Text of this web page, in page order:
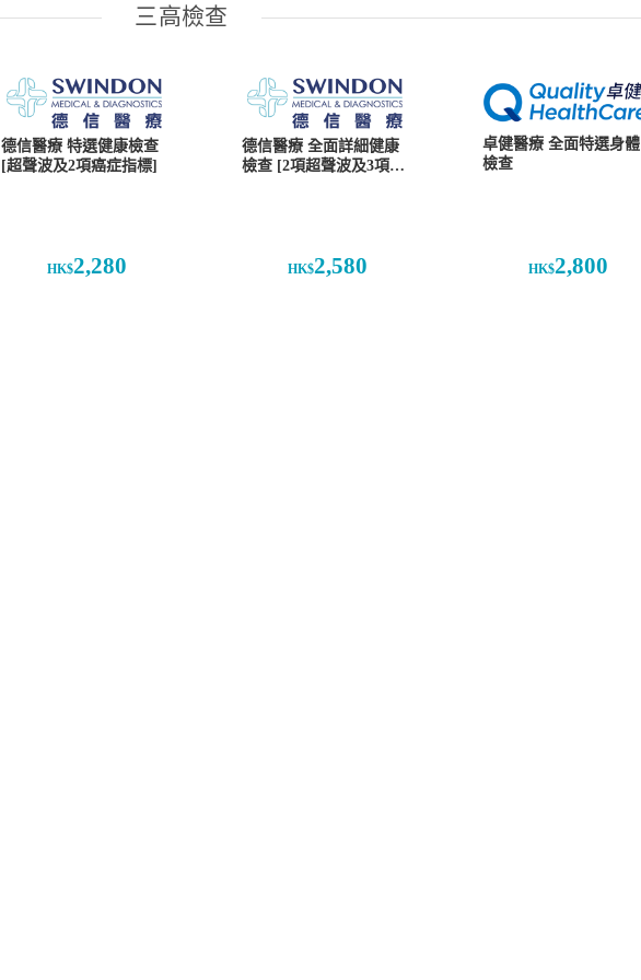
三高檢查
德信醫療 特選健康檢查
[超聲波及2項癌症指標]
HK$2,280
德信醫療 全面詳細健康
檢查 [2項超聲波及3項癌
HK$2,580
卓健醫療 全面特選身體
檢查
HK$2,800